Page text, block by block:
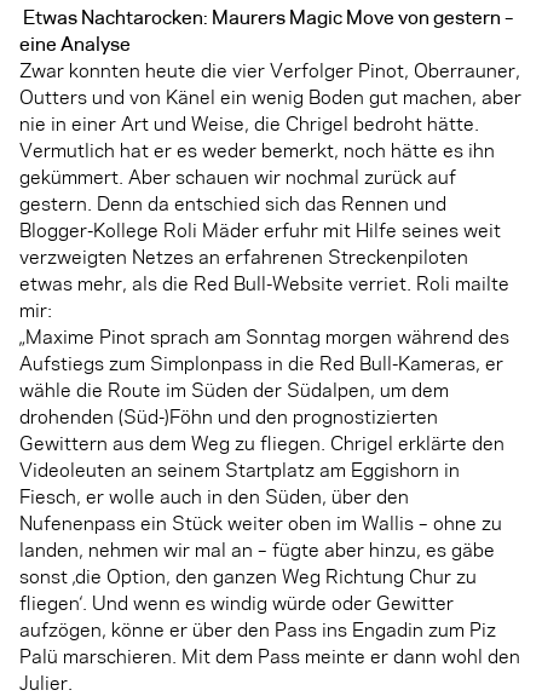
Etwas Nachtarocken: Maurers Magic Move von gestern –
eine Analyse
Zwar konnten heute die vier Verfolger Pinot, Oberrauner,
Outters und von Känel ein wenig Boden gut machen, aber
nie in einer Art und Weise, die Chrigel bedroht hätte.
Vermutlich hat er es weder bemerkt, noch hätte es ihn
gekümmert. Aber schauen wir nochmal zurück auf
gestern. Denn da entschied sich das Rennen und
Blogger-Kollege Roli Mäder erfuhr mit Hilfe seines weit
verzweigten Netzes an erfahrenen Streckenpiloten
etwas mehr, als die Red Bull-Website verriet. Roli mailte
mir:
„Maxime Pinot sprach am Sonntag morgen während des
Aufstiegs zum Simplonpass in die Red Bull-Kameras, er
wähle die Route im Süden der Südalpen, um dem
drohenden (Süd-)Föhn und den prognostizierten
Gewittern aus dem Weg zu fliegen. Chrigel erklärte den
Videoleuten an seinem Startplatz am Eggishorn in
Fiesch, er wolle auch in den Süden, über den
Nufenenpass ein Stück weiter oben im Wallis – ohne zu
landen, nehmen wir mal an – fügte aber hinzu, es gäbe
sonst ‚die Option, den ganzen Weg Richtung Chur zu
fliegen‘. Und wenn es windig würde oder Gewitter
aufzögen, könne er über den Pass ins Engadin zum Piz
Palü marschieren. Mit dem Pass meinte er dann wohl den
Julier.